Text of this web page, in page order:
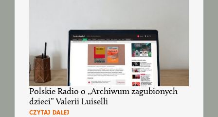
Polskie Radio o „Archiwum zagubionych
dzieci” Valerii Luiselli
CZYTAJ DALEJ